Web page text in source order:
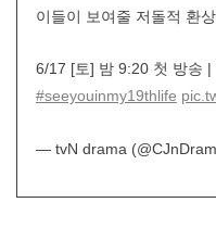
이들이 보여줄 저돌적 환
6/17 [토] 밤 9:20 첫 방송 |
#seeyouinmy19thlife
— tvN drama